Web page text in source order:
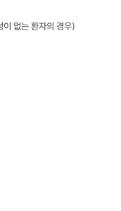
이 없는 환자의 경우)